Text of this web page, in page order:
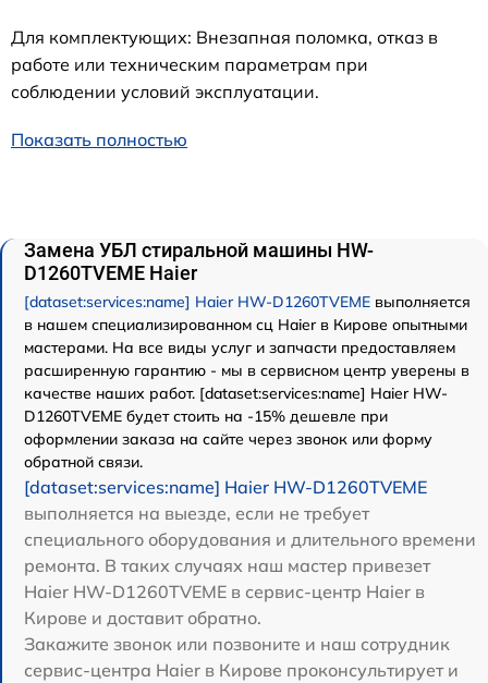
Для комплектующих: Внезапная поломка, отказ в
работе или техническим параметрам при
соблюдении условий эксплуатации.
Показать полностью
Замена УБЛ стиральной машины HW-
D1260TVEME Haier
[dataset:services:name] Haier HW-D1260TVEME выполняется
в нашем специализированном сц Haier в Кирове опытными
мастерами. На все виды услуг и запчасти предоставляем
расширенную гарантию - мы в сервисном центр уверены в
качестве наших работ. [dataset:services:name] Haier HW-
D1260TVEME будет стоить на -15% дешевле при
оформлении заказа на сайте через звонок или форму
обратной связи.
[dataset:services:name] Haier HW-D1260TVEME
выполняется на выезде, если не требует
специального оборудования и длительного времени
ремонта. В таких случаях наш мастер привезет
Haier HW-D1260TVEME в сервис-центр Haier в
Кирове и доставит обратно.
Закажите звонок или позвоните и наш сотрудник
сервис-центра Haier в Кирове проконсультирует и